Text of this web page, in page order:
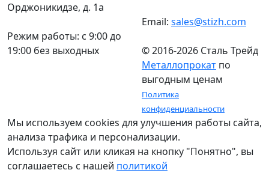
Орджоникидзе, д. 1а
Режим работы: c 9:00 до
19:00 без выходных
Email: sales@stizh.com
© 2016-2026 Сталь Трейд
Металлопрокат по
выгодным ценам
Политика
конфиденциальности
Мы используем cookies для улучшения работы сайта,
анализа трафика и персонализации.
Используя сайт или кликая на кнопку "Понятно", вы
соглашаетесь с нашей политикой